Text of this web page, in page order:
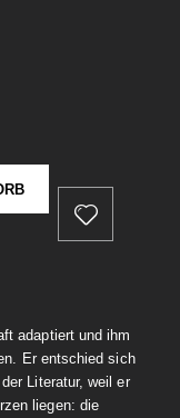
adaptiert und ihm
Er entschied sich
Literatur, weil er
liegen: die